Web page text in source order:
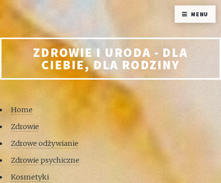
ZDROWIE I URODA - DLA
CIEBIE, DLA RODZINY
Home
Zdrowie
Zdrowe odżywianie
Zdrowie psychiczne
Kosmetyki
MENU